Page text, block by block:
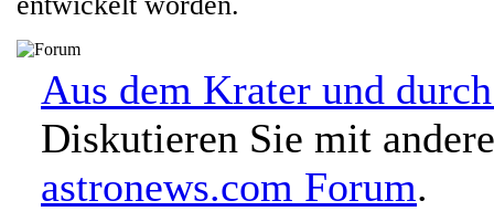
Aus dem Krater und
Diskutieren Sie mit
astronews.com Forum.